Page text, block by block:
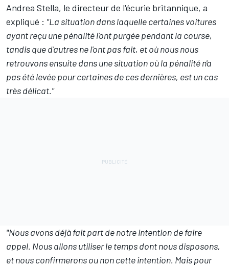
Andrea Stella, le directeur de l'écurie britannique, a
expliqué : "La situation dans laquelle certaines voitures
ayant reçu une pénalité l'ont purgée pendant la course,
tandis que d'autres ne l'ont pas fait, et où nous nous
retrouvons ensuite dans une situation où la pénalité n'a
pas été levée pour certaines de ces dernières, est un cas
très délicat."
"Nous avons déjà fait part de notre intention de faire
appel. Nous allons utiliser le temps dont nous disposons,
et nous confirmerons ou non cette intention. Mais pour